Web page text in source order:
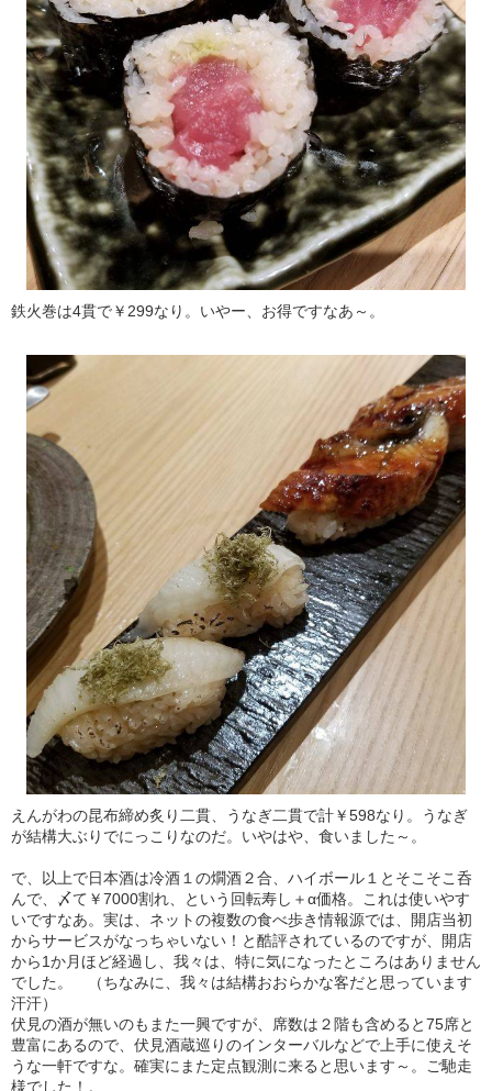
鉄火巻は4貫で￥299なり。いやー、お得ですなあ～。
えんがわの昆布締め炙り二貫、うなぎ二貫で計￥598なり。うなぎ
が結構大ぶりでにっこりなのだ。いやはや、食いました～。
で、以上で日本酒は冷酒１の燗酒２合、ハイボール１とそこそこ呑
んで、〆て￥7000割れ、という回転寿し＋α価格。これは使いやす
いですなあ。実は、ネットの複数の食べ歩き情報源では、開店当初
からサービスがなっちゃいない！と酷評されているのですが、開店
から1か月ほど経過し、我々は、特に気になったところはありません
でした。 （ちなみに、我々は結構おおらかな客だと思っています
汗汗）
伏見の酒が無いのもまた一興ですが、席数は２階も含めると75席と
豊富にあるので、伏見酒蔵巡りのインターバルなどで上手に使えそ
うな一軒ですな。確実にまた定点観測に来ると思います～。ご馳走
様でした！。